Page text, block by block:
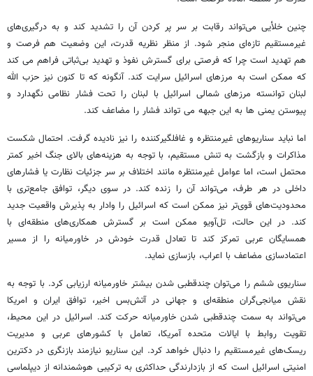
چنین خلأیی می‌تواند رقابت بر سر پر کردن آن را تشدید کند و به درگیری‌های
غیرمستقیم تازه‌ای منجر شود. از منظر نظریه قدرت، این وضعیت هم فرصت و
هم تهدید است چرا که فرصتی برای گسترش نفوذ و تهدید بی‌ثباتی فراهم می کند
که ممکن است به مرزهای اسرائیل سرایت کند. آنگونه که تا کنون نیز حزب الله
لبنان توانسته مرزهای شمالی اسرائیل با لبنان را تحت فشار نظامی نگهدارد و
پیوستن یمنی ها به این جبهه می تواند فشار را مضاعف کند.
اما نباید سناریوهای غیرمنتظره و غافلگیرکننده را نیز نادیده گرفت. احتمال شکست
مذاکرات و بازگشت به تنش مستقیم، با توجه به هزینه‌های بالای جنگ اخیر کمتر
محتمل است، اما عوامل غیرمنتظره مانند اختلاف بر سر جزئیات نظارت یا فشارهای
داخلی در هر طرف، می‌تواند آن را زنده کند. در سوی دیگر، توافق جامع‌تری با
محدودیت‌های قوی‌تر نیز ممکن است که اسرائیل را وادار به پذیرش واقعیت جدید
کند. در این حالت، تل‌آویو ممکن است بر گسترش همکاری‌های منطقه‌ای با
همسایگان عربی تمرکز کند تا تعادل قدرت خودش در خاورمیانه را از مسیر
اعتمادسازی مضاعف با اعراب، بازسازی نماید.
سناریوی ششم را می‌توان چندقطبی شدن بیشتر خاورمیانه ارزیابی کرد. با توجه به
نقش میانجی‌گران منطقه‌ای و جهانی در آتش‌بس اخیر، توافق ایران و امریکا
می‌تواند به سمت چندقطبی شدن خاورمیانه حرکت کند. اسرائیل در این محیط،
تقویت روابط با ایالات متحده آمریکا، تعامل با کشورهای عربی و مدیریت
ریسک‌های غیرمستقیم را دنبال خواهد کرد. این سناریو نیازمند بازنگری در دکترین
امنیتی اسرائیل است که از بازدارندگی حداکثری به ترکیبی هوشمندانه از دیپلماسی